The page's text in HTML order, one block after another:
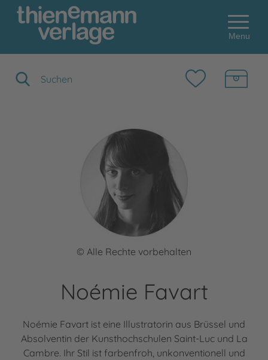
Menu
© Alle Rechte vorbehalten
Noémie Favart
Noémie Favart ist eine Illustratorin aus Brüssel und
Absolventin der Kunsthochschulen Saint-Luc und La
Cambre. Ihr Stil ist farbenfroh, unkonventionell und